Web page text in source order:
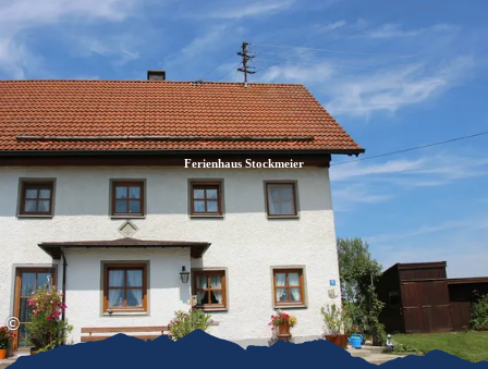
Zum
Inhalt
Zur
Suche
Zum
Footer
©
Ferienhaus Stockmeier